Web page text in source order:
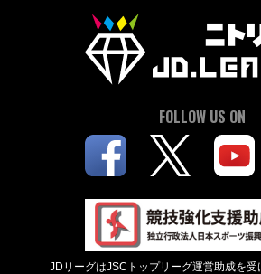
FOLLOW US ON
JDリーグはJSCトップリーグ運営助成を